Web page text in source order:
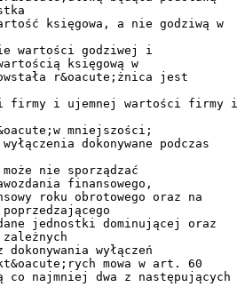
księgowa, a nie godziwą w
wartości godziwej i
księgową w
r&oacute;żnica jest
firmy i ujemnej wartości firmy i
mniejszości;
dokonywane podczas
nie sporządzać
finansowego,
roku obrotowego oraz na
jednostki dominującej oraz
wyłączeń
mowa w art. 60
najmniej dwa z następujących